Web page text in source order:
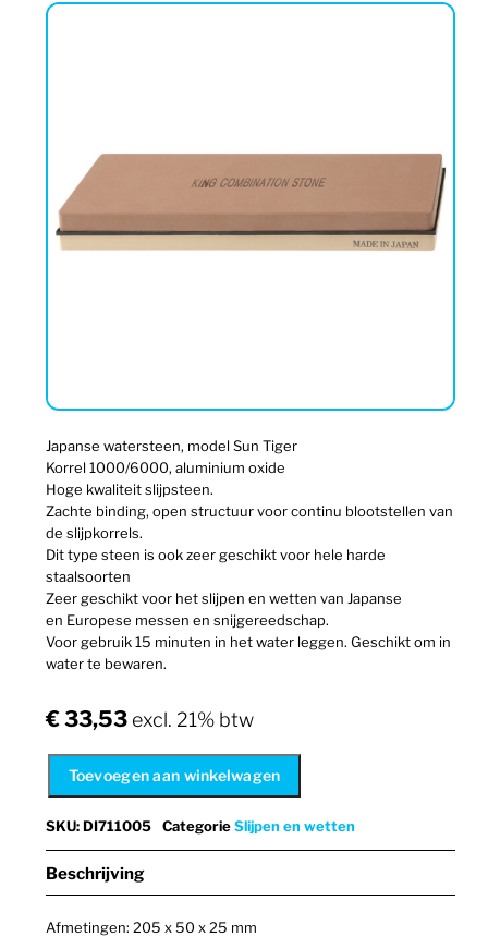
Japanse watersteen, model Sun Tiger
Korrel 1000/6000, aluminium oxide
Hoge kwaliteit slijpsteen.
Zachte binding, open structuur voor continu blootstellen van
de slijpkorrels.
Dit type steen is ook zeer geschikt voor hele harde
staalsoorten
Zeer geschikt voor het slijpen en wetten van Japanse
en Europese messen en snijgereedschap.
Voor gebruik 15 minuten in het water leggen. Geschikt om in
water te bewaren.
€33,53 excl. 21% btw
Toevoegen aan winkelwagen
SKU:DI711005 CategorieSlijpen en wetten
Beschrijving
Afmetingen: 205 x 50 x 25 mm